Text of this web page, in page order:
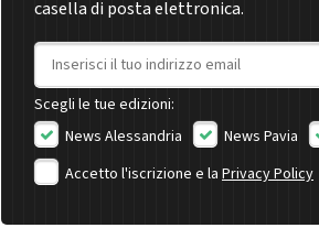
casella di posta elettronica.
Indirizzo email
Scegli le tue edizioni:
News Alessandria
News Pavia
Accetto l'iscrizione e la Privacy Policy